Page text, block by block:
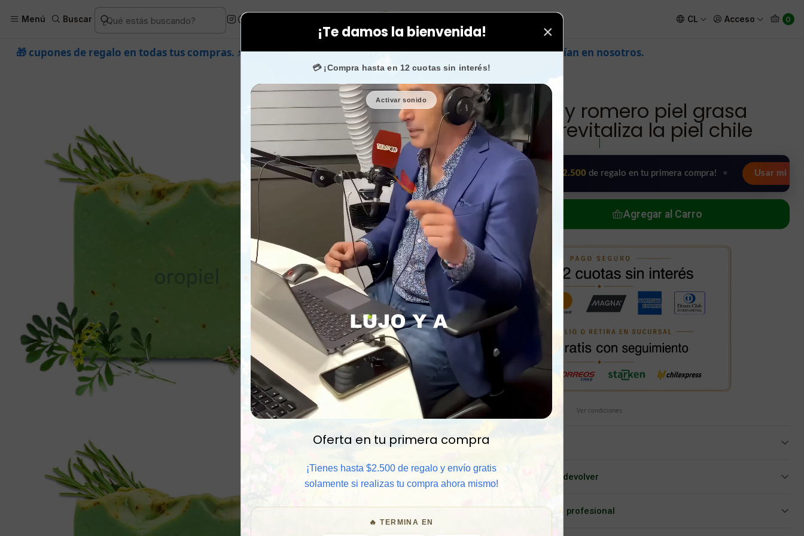
¡Te damos la bienvenida! ×
💳 ¡Compra hasta en 12 cuotas sin interés!
Activar sonido
Oferta en tu primera compra
¡Tienes hasta $2.500 de regalo y envío gratis
solamente si realizas tu compra ahora mismo!
🔥 TERMINA EN
Menú Buscar CL Acceso 0
Oropiel Facial Limpiadoras - Geles - Peeling Jabón ruda y romero piel grasa astringente revitaliza la piel chile
en todas tus compras. ⚡ Compra rápido y aprovecha. 💙 +50.000 fans enInstagramconfían en nosotros.
Jabón ruda y romero piel grasa
astringente revitaliza la piel chile
🎉 Bienvenid@ 🔥 ¡Hasta $2.500 de regalo en tu primera compra! • Usar mi regalo ahora
Cantidad
Agregar al Carro
Ver condiciones
📦 Comprar al por mayor
⏰ Garantía 8 meses para cambiar o devolver
🧑‍💼 Atención al cliente y/o Asesoría profesional